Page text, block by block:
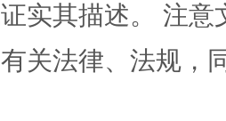
实其描述。 注
关法律、法规，